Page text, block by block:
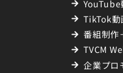
YouTube
TikTok動
番組制作
TVCM
企業プロ